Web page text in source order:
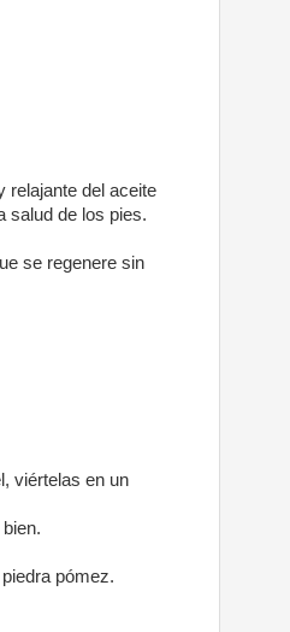
relajante del aceite
salud de los pies.
se regenere sin
viértelas en un
pómez.